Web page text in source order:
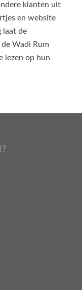
klanten uit
en website
laat de
Wadi Rum
lezen op hun